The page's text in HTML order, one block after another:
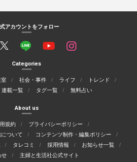
アカウントをフォロー
Categories
室 社会・事件 ライフ
トレンド
連載一覧 タグ一覧 無料占い
About us
規約
プライバシーポリシー
ついて
コンテンツ制作・編集ポリシー
タレコミ 採用情報
お知らせ一覧
せ
主婦と生活社公式サイト